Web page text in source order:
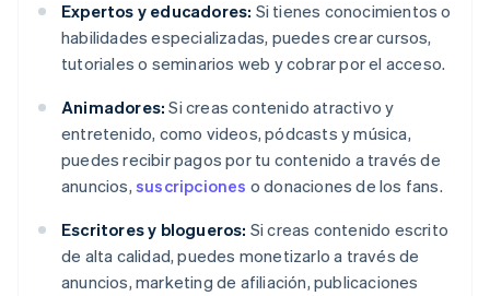
Expertos y educadores: Si tienes conocimientos o
habilidades especializadas, puedes crear cursos,
tutoriales o seminarios web y cobrar por el acceso.
Animadores: Si creas contenido atractivo y
entretenido, como videos, pódcasts y música,
puedes recibir pagos por tu contenido a través de
anuncios, suscripciones o donaciones de los fans.
Escritores y blogueros: Si creas contenido escrito
de alta calidad, puedes monetizarlo a través de
anuncios, marketing de afiliación, publicaciones